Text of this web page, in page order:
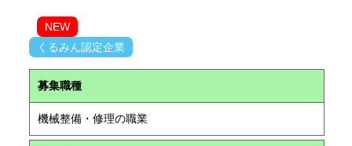
NEW
くるみん認定企業
募集職種
機械整備・修理の職業